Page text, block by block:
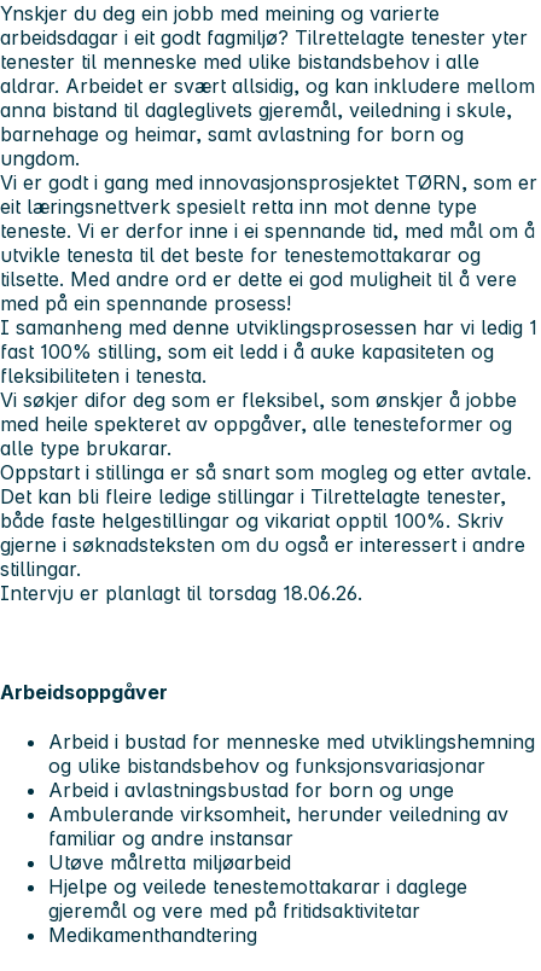
Ynskjer du deg ein jobb med meining og varierte
arbeidsdagar i eit godt fagmiljø? Tilrettelagte tenester yter
tenester til menneske med ulike bistandsbehov i alle
aldrar. Arbeidet er svært allsidig, og kan inkludere mellom
anna bistand til dagleglivets gjeremål, veiledning i skule,
barnehage og heimar, samt avlastning for born og
ungdom.
Vi er godt i gang med innovasjonsprosjektet TØRN, som er
eit læringsnettverk spesielt retta inn mot denne type
teneste. Vi er derfor inne i ei spennande tid, med mål om å
utvikle tenesta til det beste for tenestemottakarar og
tilsette. Med andre ord er dette ei god muligheit til å vere
med på ein spennande prosess!
I samanheng med denne utviklingsprosessen har vi ledig 1
fast 100% stilling, som eit ledd i å auke kapasiteten og
fleksibiliteten i tenesta.
Vi søkjer difor deg som er fleksibel, som ønskjer å jobbe
med heile spekteret av oppgåver, alle tenesteformer og
alle type brukarar.
Oppstart i stillinga er så snart som mogleg og etter avtale.
Det kan bli fleire ledige stillingar i Tilrettelagte tenester,
både faste helgestillingar og vikariat opptil 100%. Skriv
gjerne i søknadsteksten om du også er interessert i andre
stillingar.
Intervju er planlagt til torsdag 18.06.26.
Arbeidsoppgåver
Arbeid i bustad for menneske med utviklingshemning
og ulike bistandsbehov og funksjonsvariasjonar
Arbeid i avlastningsbustad for born og unge
Ambulerande virksomheit, herunder veiledning av
familiar og andre instansar
Utøve målretta miljøarbeid
Hjelpe og veilede tenestemottakarar i daglege
gjeremål og vere med på fritidsaktivitetar
Medikamenthandtering